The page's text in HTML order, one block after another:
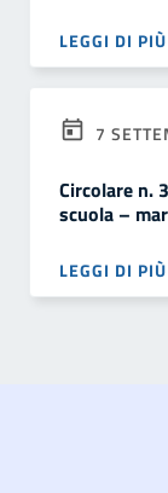
LEGGI DI PIÙ
7
Circolare n.
scuola –
LEGGI DI PIÙ